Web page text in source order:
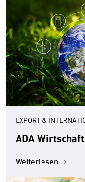
EXPORT &
ADA
Weiterlesen